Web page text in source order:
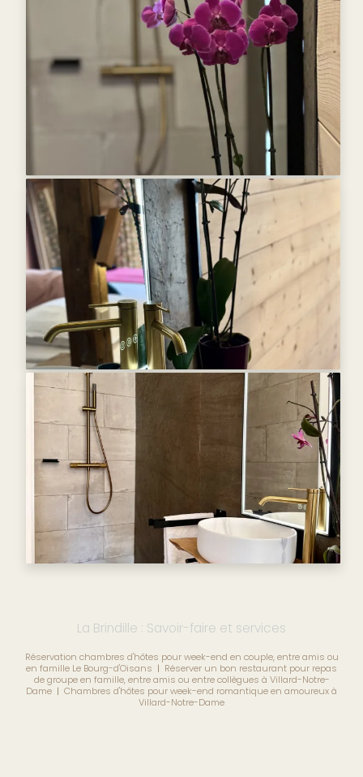
La Brindille : Savoir-faire et services
Réservation chambres d'hôtes pour week-end en couple, entre amis ou
en famille Le Bourg-d'Oisans | Réserver un bon restaurant pour repas
de groupe en famille, entre amis ou entre collègues à Villard-Notre-
Dame | Chambres d'hôtes pour week-end romantique en amoureux à
Villard-Notre-Dame